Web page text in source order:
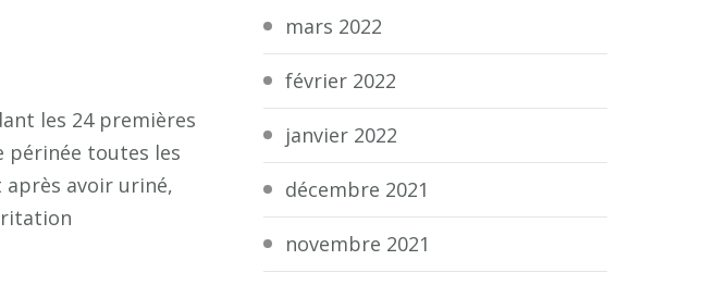
les 24 premières
périnée toutes les
avoir uriné,
mars 2022
février 2022
janvier 2022
décembre 2021
novembre 2021